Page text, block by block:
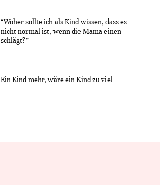
“Woher sollte ich als Kind wissen, dass es
nicht normal ist, wenn die Mama einen
schlägt?”
Ein Kind mehr, wäre ein Kind zu viel